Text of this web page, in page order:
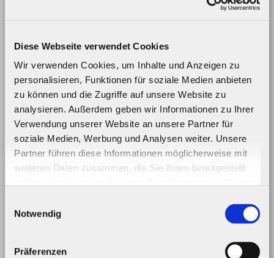
Diese Webseite verwendet Cookies
Wir verwenden Cookies, um Inhalte und Anzeigen zu
personalisieren, Funktionen für soziale Medien anbieten
zu können und die Zugriffe auf unsere Website zu
analysieren. Außerdem geben wir Informationen zu Ihrer
Verwendung unserer Website an unsere Partner für
soziale Medien, Werbung und Analysen weiter. Unsere
Partner führen diese Informationen möglicherweise mit
weiteren Daten zusammen, die Sie ihnen bereitgestellt
Notwendig
Präferenzen